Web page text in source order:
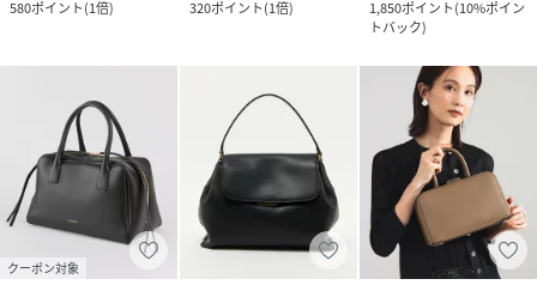
580ポイント(1倍)
320ポイント(1倍)
1,850ポイント(10%ポイン
トバック)
クーポン対象